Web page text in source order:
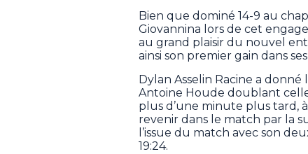
Bien que dominé 14-9 au
Giovannina lors de cet
au grand plaisir du nouvel
ainsi son premier gain dans
Dylan Asselin Racine a donné
Antoine Houde doublant
plus d’une minute plus tard,
revenir dans le match par la
l’issue du match avec son
19:24.